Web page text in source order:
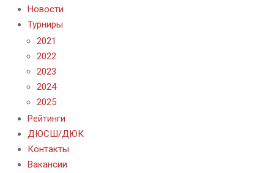
Новости
Турниры
2021
2022
2023
2024
2025
Рейтинги
ДЮСШ/ДЮК
Контакты
Вакансии